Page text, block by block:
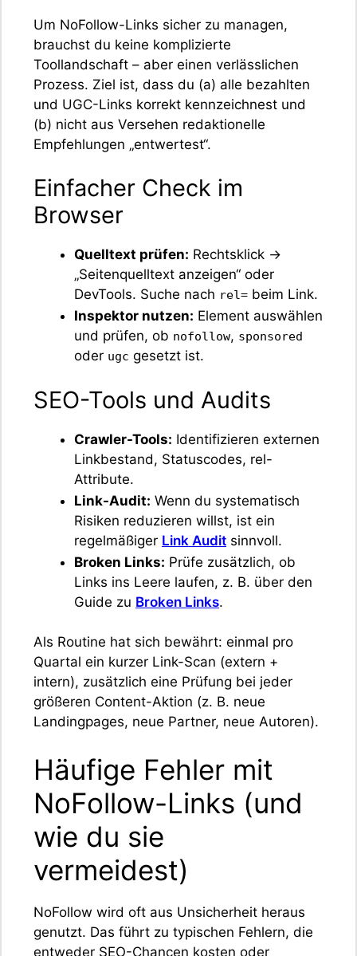
Um NoFollow-Links sicher zu managen,
brauchst du keine komplizierte
Toollandschaft – aber einen verlässlichen
Prozess. Ziel ist, dass du (a) alle bezahlten
und UGC-Links korrekt kennzeichnest und
(b) nicht aus Versehen redaktionelle
Empfehlungen „entwertest“.
Einfacher Check im
Browser
Quelltext prüfen: Rechtsklick →
„Seitenquelltext anzeigen“ oder
DevTools. Suche nach rel= beim Link.
Inspektor nutzen: Element auswählen
und prüfen, ob nofollow, sponsored
oder ugc gesetzt ist.
SEO-Tools und Audits
Crawler-Tools: Identifizieren externen
Linkbestand, Statuscodes, rel-
Attribute.
Link-Audit: Wenn du systematisch
Risiken reduzieren willst, ist ein
regelmäßiger Link Audit sinnvoll.
Broken Links: Prüfe zusätzlich, ob
Links ins Leere laufen, z. B. über den
Guide zu Broken Links.
Als Routine hat sich bewährt: einmal pro
Quartal ein kurzer Link-Scan (extern +
intern), zusätzlich eine Prüfung bei jeder
größeren Content-Aktion (z. B. neue
Landingpages, neue Partner, neue Autoren).
Häufige Fehler mit
NoFollow-Links (und
wie du sie
vermeidest)
NoFollow wird oft aus Unsicherheit heraus
genutzt. Das führt zu typischen Fehlern, die
entweder SEO-Chancen kosten oder